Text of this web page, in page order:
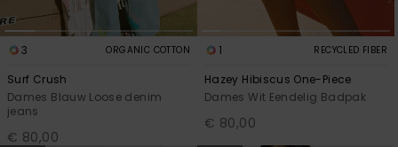
3 ORGANIC COTTON
Surf Crush
Dames Blauw Loose denim
jeans
€ 80,00
1 RECYCLED FIBER
Hazey Hibiscus One-Piece
Dames Wit Eendelig Badpak
€ 80,00